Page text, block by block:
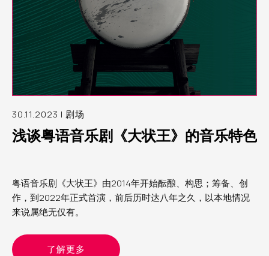
30.11.2023 | 剧场
浅谈粤语音乐剧《大状王》的音乐特色
粤语音乐剧《大状王》由2014年开始酝酿、构思；筹备、创
作，到2022年正式首演，前后历时达八年之久，以本地情况
来说属绝无仅有。
了解更多